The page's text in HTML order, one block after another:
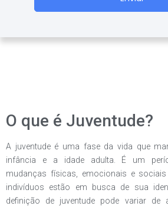
O que é Juventude?
A juventude é uma fase da vida que
infância e a idade adulta. É um
mudanças físicas, emocionais e
indivíduos estão em busca de sua
definição de juventude pode variar de